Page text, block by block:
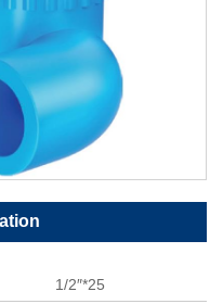
1/2″*25